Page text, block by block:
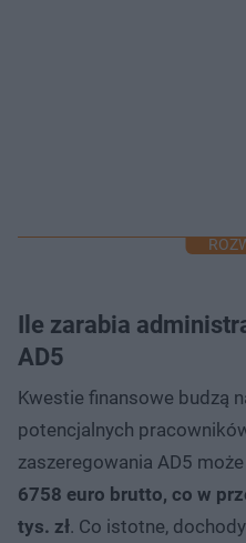
Ile zarabia
AD5
Kwestie finansowe budzą
potencjalnych
zaszeregowania AD5
6758 euro brutto, co w
tys. zł. Co istotne,